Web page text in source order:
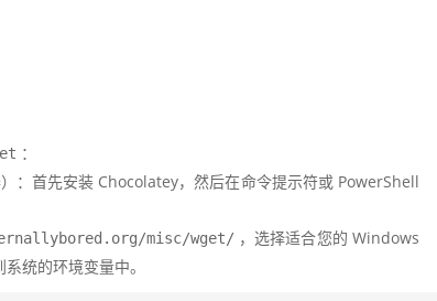
：
：首先安装 Chocolatey，然后在命令提示符或 PowerShell
misc/wget/，选择适合您的 Windows
统的环境变量中。